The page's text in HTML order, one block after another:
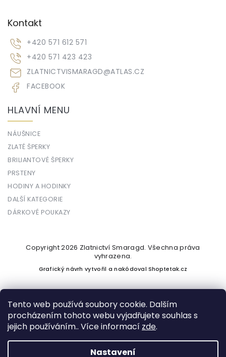
Tento web používá soubory cookie. Dalším
procházením tohoto webu vyjadřujete souhlas s
jejich používáním.. Více informací zde.
Nastavení
Kontakt
ZLATNICTVISMARAGD@ATLAS.CZ
+420 571 612 571
+420 571 423 423
FACEBOOK
HLAVNÍ MENU
NÁUŠNICE
ZLATÉ ŠPERKY
BRILIANTOVÉ ŠPERKY
PRSTENY
HODINY A HODINKY
DALŠÍ KATEGORIE
DÁRKOVÉ POUKAZY
Vytvořil Shoptet
Copyright 2026 Zlatnictví Smaragd. Všechna práva
vyhrazena.
Grafický návrh vytvořil a nakódovalShoptetak.cz